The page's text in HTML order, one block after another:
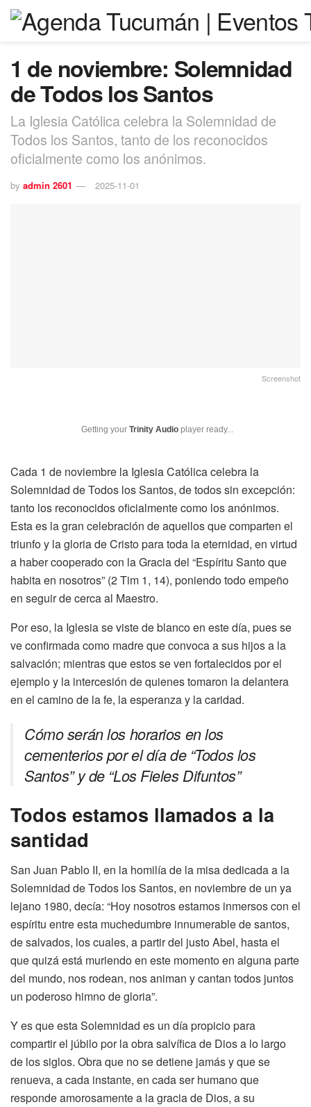
1 de noviembre: Solemnidad
de Todos los Santos
La Iglesia Católica celebra la Solemnidad de
Todos los Santos, tanto de los reconocidos
oficialmente como los anónimos.
by admin 2601 2025-11-01
Screenshot
Getting your Trinity Audio player ready...
Cada 1 de noviembre la Iglesia Católica celebra la
Solemnidad de Todos los Santos, de todos sin excepción:
tanto los reconocidos oficialmente como los anónimos.
Esta es la gran celebración de aquellos que comparten el
triunfo y la gloria de Cristo para toda la eternidad, en virtud
a haber cooperado con la Gracia del “Espíritu Santo que
habita en nosotros” (2 Tim 1, 14), poniendo todo empeño
en seguir de cerca al Maestro.
Por eso, la Iglesia se viste de blanco en este día, pues se
ve confirmada como madre que convoca a sus hijos a la
salvación; mientras que estos se ven fortalecidos por el
ejemplo y la intercesión de quienes tomaron la delantera
en el camino de la fe, la esperanza y la caridad.
Cómo serán los horarios en los
cementerios por el día de “Todos los
Santos” y de “Los Fieles Difuntos”
Todos estamos llamados a la
santidad
San Juan Pablo II, en la homilía de la misa dedicada a la
Solemnidad de Todos los Santos, en noviembre de un ya
lejano 1980, decía: “Hoy nosotros estamos inmersos con el
espíritu entre esta muchedumbre innumerable de santos,
de salvados, los cuales, a partir del justo Abel, hasta el
que quizá está muriendo en este momento en alguna parte
del mundo, nos rodean, nos animan y cantan todos juntos
un poderoso himno de gloria”.
Y es que esta Solemnidad es un día propicio para
compartir el júbilo por la obra salvífica de Dios a lo largo
de los siglos. Obra que no se detiene jamás y que se
renueva, a cada instante, en cada ser humano que
responde amorosamente a la gracia de Dios, a su